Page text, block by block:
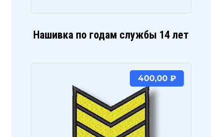
Нашивка по годам службы 14 лет
400,00 ₽